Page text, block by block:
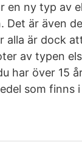
en ny typ av
Det är även
alla är dock
av typen
har över 15
som finns